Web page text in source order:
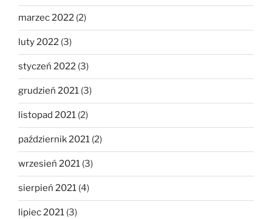
marzec 2022 (2)
luty 2022 (3)
styczeń 2022 (3)
grudzień 2021 (3)
listopad 2021 (2)
październik 2021 (2)
wrzesień 2021 (3)
sierpień 2021 (4)
lipiec 2021 (3)